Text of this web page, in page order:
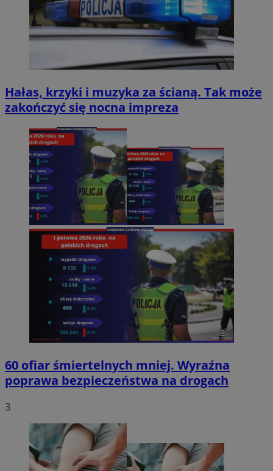
Hałas, krzyki i muzyka za ścianą. Tak może
zakończyć się nocna impreza
60 ofiar śmiertelnych mniej. Wyraźna
poprawa bezpieczeństwa na drogach
3